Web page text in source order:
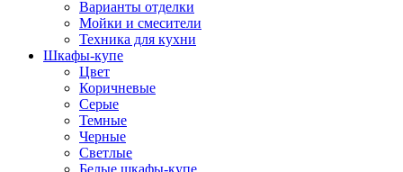
Варианты отделки
Мойки и смесители
Техника для кухни
Шкафы-купе
Цвет
Коричневые
Серые
Темные
Черные
Светлые
Белые шкафы-купе